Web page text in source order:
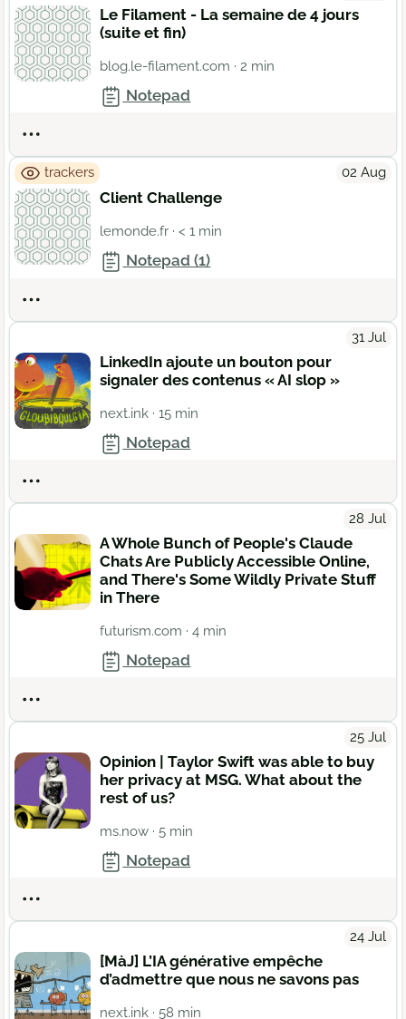
Le Filament - La semaine de 4 jours
(suite et fin)
blog.le-filament.com · 2 min
Notepad
trackers 02 Aug
Client Challenge
lemonde.fr · < 1 min
Notepad (1)
31 Jul
LinkedIn ajoute un bouton pour
signaler des contenus « AI slop »
next.ink · 15 min
Notepad
28 Jul
A Whole Bunch of People's Claude
Chats Are Publicly Accessible Online,
and There's Some Wildly Private Stuff
in There
futurism.com · 4 min
Notepad
25 Jul
Opinion | Taylor Swift was able to buy
her privacy at MSG. What about the
rest of us?
ms.now · 5 min
Notepad
24 Jul
[MàJ] L’IA générative empêche
d’admettre que nous ne savons pas
next.ink · 58 min